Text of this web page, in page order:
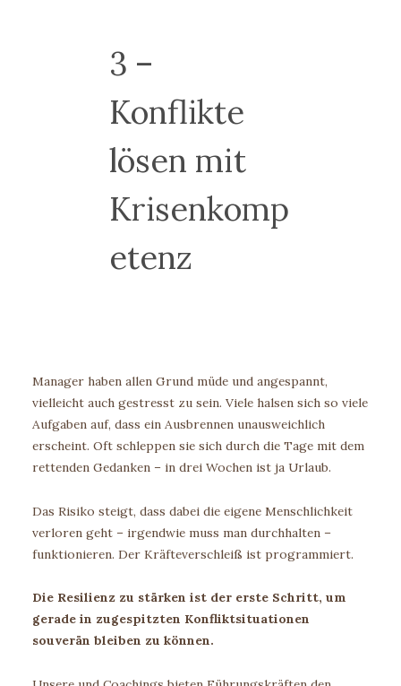
3 –
Konflikte
lösen mit
Krisenkomp
etenz
Manager haben allen Grund müde und angespannt,
vielleicht auch gestresst zu sein. Viele halsen sich so viele
Aufgaben auf, dass ein Ausbrennen unausweichlich
erscheint. Oft schleppen sie sich durch die Tage mit dem
rettenden Gedanken – in drei Wochen ist ja Urlaub.
Das Risiko steigt, dass dabei die eigene Menschlichkeit
verloren geht – irgendwie muss man durchhalten –
funktionieren. Der Kräfteverschleiß ist programmiert.
Die Resilienz zu stärken ist der erste Schritt, um
gerade in zugespitzten Konfliktsituationen
souverän bleiben zu können.